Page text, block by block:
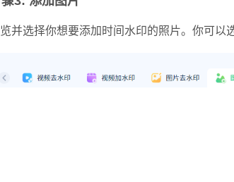
并选择你想要添加时间水印的照片。你可以